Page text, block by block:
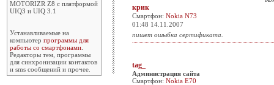
MOTORIZR Z8 с платформой
UIQ3 и UIQ 3.1
Устанавливаемые на
компьютер программы для
работы со смартфонами
Редакторы тем, программы
для синхронизации контактов
и sms сообщений и прочее.
крик
Смартфон: Nokia N73
01:48 14.11.2007
пишет ошыбка сертификата.
tag_
Администрация сайта
Смартфон: Nokia E70